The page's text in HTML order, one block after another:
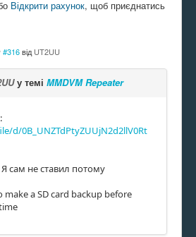
Відкрити рахунок, щоб приєднатись
#316 від UT2UU
у темі MMDVM Repeater
d/0B_UNZTdPtyZUUjN2d2llV0Rt
сам не ставил потому
make a SD card backup before